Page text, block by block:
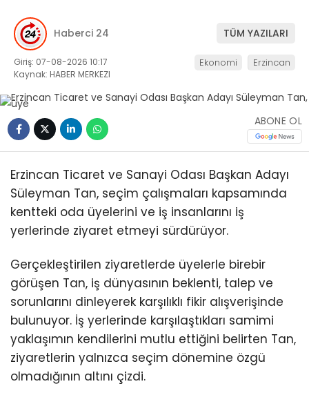
Haberci 24 TÜM YAZILARI
Giriş: 07-08-2026 10:17
Kaynak: HABER MERKEZI
Ekonomi Erzincan
ABONE OL
Erzincan Ticaret ve Sanayi Odası Başkan Adayı
Süleyman Tan, seçim çalışmaları kapsamında
kentteki oda üyelerini ve iş insanlarını iş
yerlerinde ziyaret etmeyi sürdürüyor.
Gerçekleştirilen ziyaretlerde üyelerle birebir
görüşen Tan, iş dünyasının beklenti, talep ve
sorunlarını dinleyerek karşılıklı fikir alışverişinde
bulunuyor. İş yerlerinde karşılaştıkları samimi
yaklaşımın kendilerini mutlu ettiğini belirten Tan,
ziyaretlerin yalnızca seçim dönemine özgü
olmadığının altını çizdi.